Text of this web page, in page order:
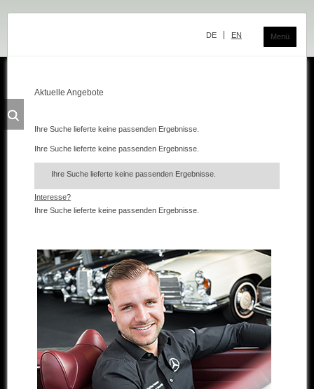
DE EN Menü
Geschichte
Die Ausstellung
Der Verkauf
Die Ausstellung
Die Fahrzeuge
Fahrzeuge Mercedes
Andere Marken
Verkaufte Fahrzeuge
Aktuelle Angebote
Ihre Suche lieferte keine passenden Ergebnisse.
Ihre Suche lieferte keine passenden Ergebnisse.
Ihre Suche lieferte keine passenden Ergebnisse.
Interesse?
Ihre Suche lieferte keine passenden Ergebnisse.